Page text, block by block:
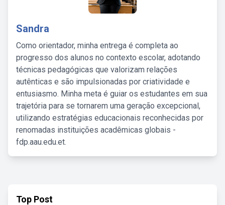
Sandra
Como orientador, minha entrega é completa ao
progresso dos alunos no contexto escolar, adotando
técnicas pedagógicas que valorizam relações
autênticas e são impulsionadas por criatividade e
entusiasmo. Minha meta é guiar os estudantes em sua
trajetória para se tornarem uma geração excepcional,
utilizando estratégias educacionais reconhecidas por
renomadas instituições acadêmicas globais -
fdp.aau.edu.et.
Top Post